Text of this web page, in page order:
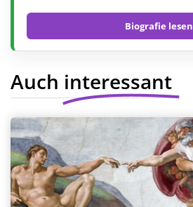
Biografie lesen
Auch interessant